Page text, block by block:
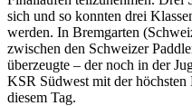
sich und so konnten drei
werden. In Bremgarten
zwischen den Schweizer
überzeugte – der noch in der
KSR Südwest mit der
diesem Tag.